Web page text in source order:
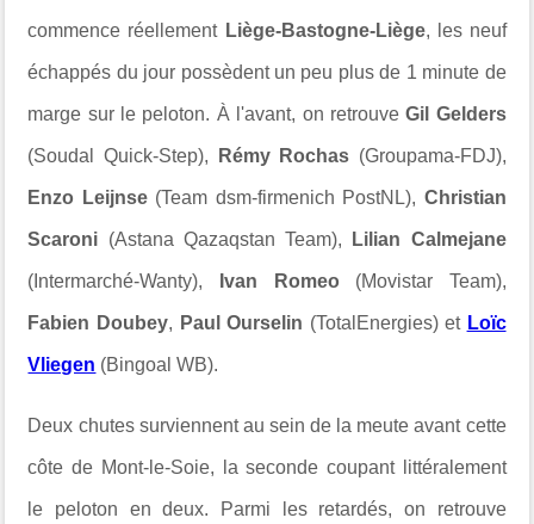
commence réellement Liège-Bastogne-Liège, les neuf
échappés du jour possèdent un peu plus de 1 minute de
marge sur le peloton. À l'avant, on retrouveGil Gelders
(Soudal Quick-Step), Rémy Rochas (Groupama-FDJ),
Enzo Leijnse(Team dsm-firmenich PostNL), Christian
Scaroni (Astana Qazaqstan Team), Lilian Calmejane
(Intermarché-Wanty), Ivan Romeo (Movistar Team),
Fabien Doubey, Paul Ourselin (TotalEnergies) et Loïc
Vliegen (Bingoal WB).
Deux chutes surviennent au sein de la meute avant cette
côte de Mont-le-Soie, la seconde coupant littéralement
le peloton en deux. Parmi les retardés, on retrouve